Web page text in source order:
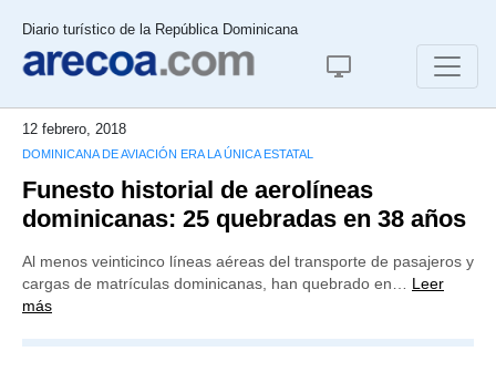
Diario turístico de la República Dominicana
12 febrero, 2018
DOMINICANA DE AVIACIÓN ERA LA ÚNICA ESTATAL
Funesto historial de aerolíneas
dominicanas: 25 quebradas en 38 años
Al menos veinticinco líneas aéreas del transporte de pasajeros y
cargas de matrículas dominicanas, han quebrado en… Leer
más